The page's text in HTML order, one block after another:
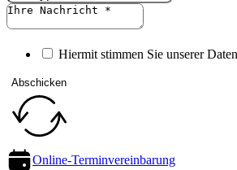
Hiermit stimmen Sie unserer
Abschicken
Online-Termin­vereinbarung